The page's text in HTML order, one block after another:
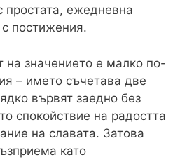
простата, ежедневна
постижения.
на значението е малко по-
– името съчетава две
вървят заедно без
спокойствие на радостта
на славата. Затова
като